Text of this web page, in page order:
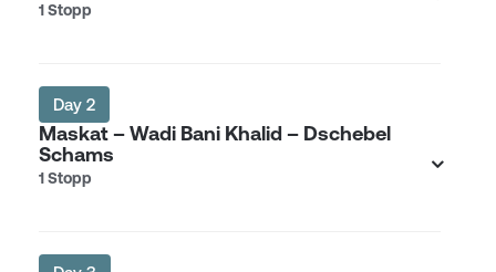
1 Stopp
Day 2
Maskat – Wadi Bani Khalid – Dschebel
Schams
1 Stopp